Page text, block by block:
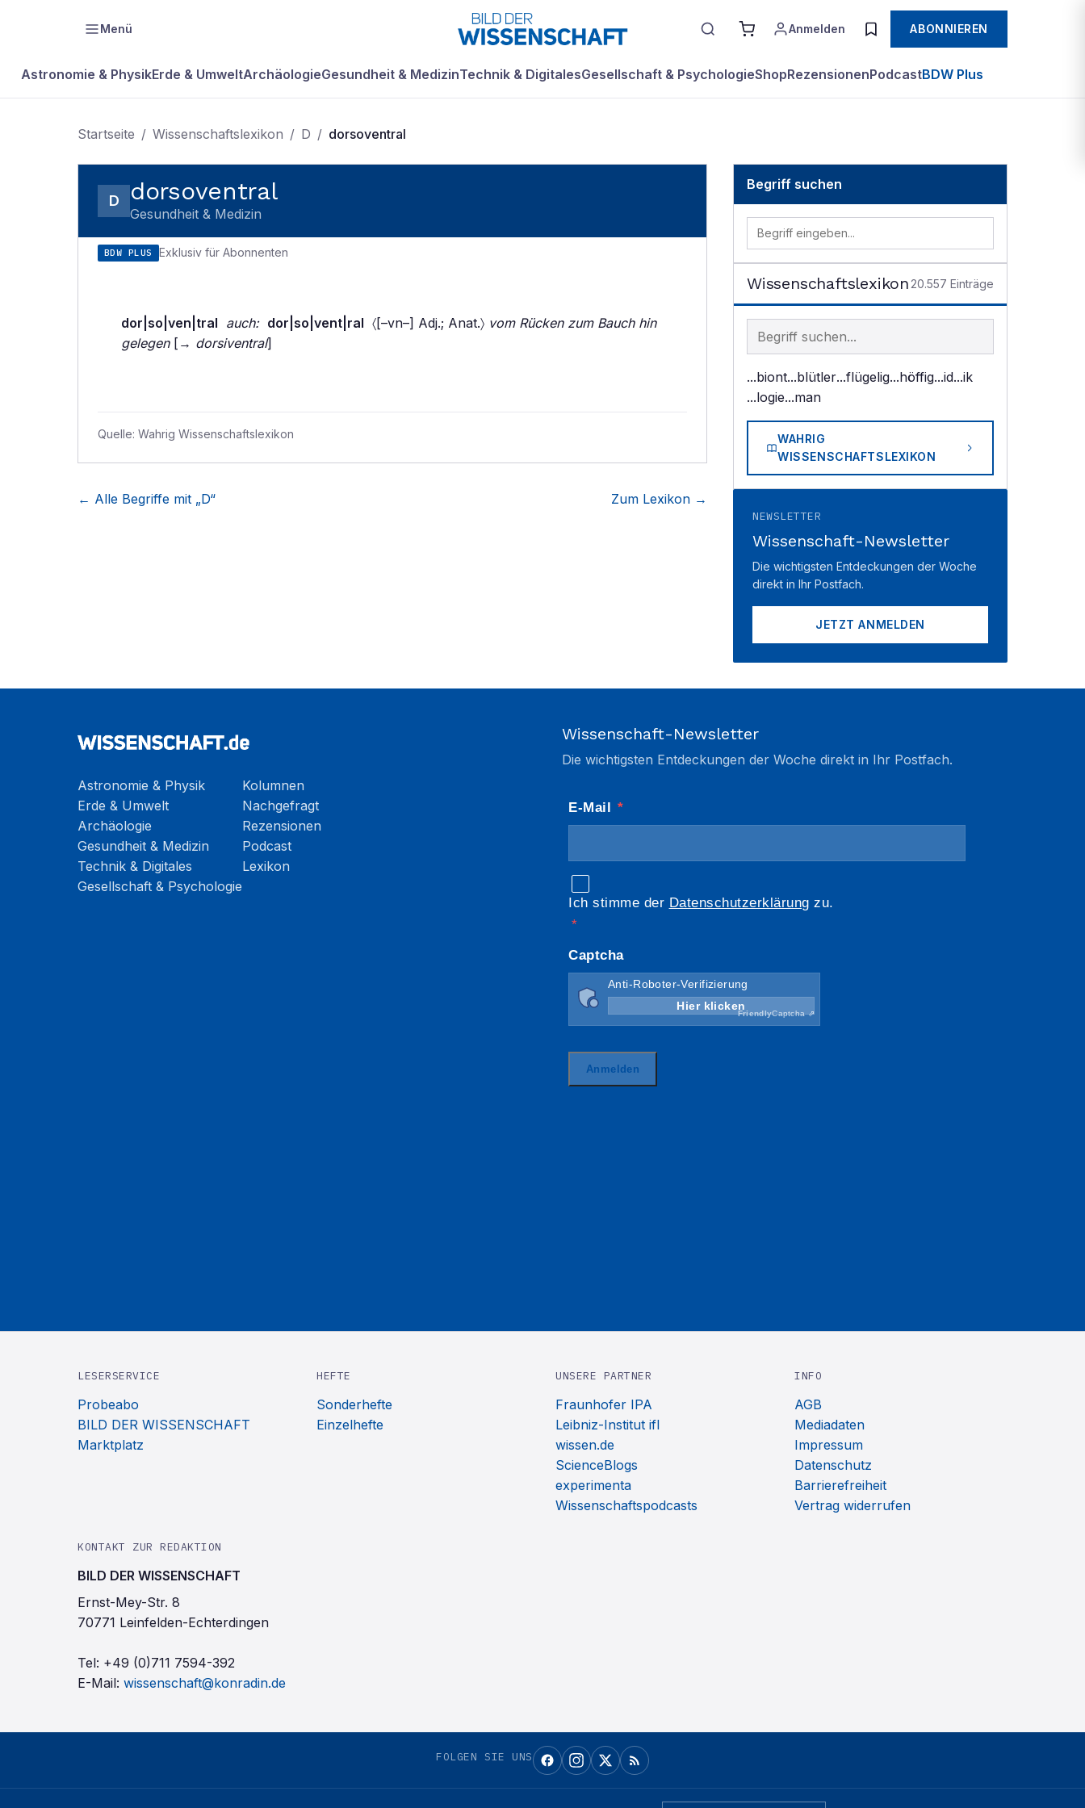
Menü Anmelden ABONNIEREN
Astronomie & PhysikErde & UmweltArchäologieGesundheit & MedizinTechnik & DigitalesGesellschaft & PsychologieShopRezensionenPodcastBDW Plus
Startseite / Wissenschaftslexikon / D / dorsoventral
D dorsoventral
Gesundheit & Medizin
BDW PLUS Exklusiv für Abonnenten
dor|so|ven|tral auch: dor|so|vent|ral 〈[–vn–] Adj.; Anat.〉 vom Rücken zum Bauch hin
gelegen[→ dorsiventral]
Quelle: Wahrig Wissenschaftslexikon
← Alle Begriffe mit „D“ Zum Lexikon →
Begriff suchen
Wissenschaftslexikon 20.557 Einträge
Begriff im Lexikon suchen
...biont...blütler...flügelig...höffig...id...ik
...logie...man
WAHRIG
WISSENSCHAFTSLEXIKON
NEWSLETTER
Wissenschaft-Newsletter
Die wichtigsten Entdeckungen der Woche
direkt in Ihr Postfach.
JETZT ANMELDEN
Astronomie & Physik
Erde & Umwelt
Archäologie
Gesundheit & Medizin
Technik & Digitales
Gesellschaft & Psychologie
Kolumnen
Nachgefragt
Rezensionen
Podcast
Lexikon
Wissenschaft-Newsletter
Die wichtigsten Entdeckungen der Woche direkt in Ihr Postfach.
LESERSERVICE
Probeabo
BILD DER WISSENSCHAFT
Marktplatz
HEFTE
Sonderhefte
Einzelhefte
UNSERE PARTNER
Fraunhofer IPA
Leibniz-Institut ifl
wissen.de
ScienceBlogs
experimenta
Wissenschaftspodcasts
INFO
AGB
Mediadaten
Impressum
Datenschutz
Barrierefreiheit
Vertrag widerrufen
KONTAKT ZUR REDAKTION
BILD DER WISSENSCHAFT
Ernst-Mey-Str. 8
70771 Leinfelden-Echterdingen
Tel: +49 (0)711 7594-392
E-Mail: wissenschaft@konradin.de
FOLGEN SIE UNS